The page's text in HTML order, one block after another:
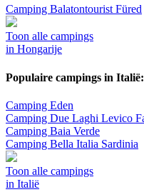
Camping Balatontourist Füred
Toon alle campings
in Hongarije
Populaire campings in Italië:
Camping Eden
Camping Due Laghi Levico
Camping Baia Verde
Camping Bella Italia Sardinia
Toon alle campings
in Italië